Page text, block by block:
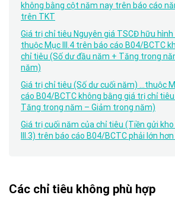
không bằng cột năm nay trên báo cáo
trên TKT
Giá trị chỉ tiêu Nguyên giá TSCĐ hữu
thuộc Mục III.4 trên báo cáo B04/BCTC
chỉ tiêu (Số dư đầu năm + Tăng trong
năm)
Giá trị chỉ tiêu (Số dư cuối năm) ...thuộc
cáo B04/BCTC không bằng giá trị chỉ
Tăng trong năm – Giảm trong năm)
Giá trị cuối năm của chỉ tiêu (Tiền gửi
III.3) trên báo cáo B04/BCTC phải lớn
Các chỉ tiêu không phù hợp